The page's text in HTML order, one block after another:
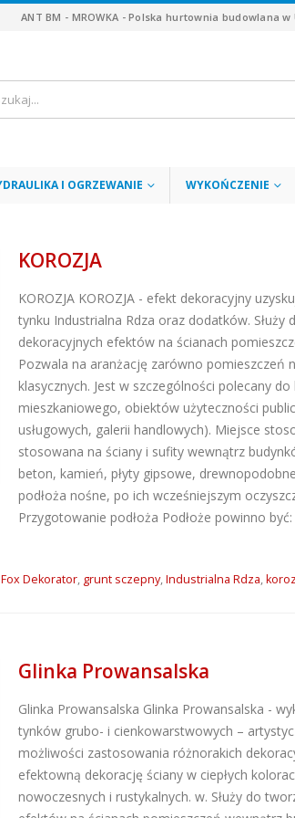
ANT BM - MROWKA - Polska hurtownia budowlana w
I OGRZEWANIE WYKOŃCZENIE
KOROZJA
KOROZJA KOROZJA - efekt dekoracyjny
tynku Industrialna Rdza oraz dodatków. Służy
dekoracyjnych efektów na ścianach
Pozwala na aranżację zarówno pomieszczeń
klasycznych. Jest w szczególności polecany
mieszkaniowego, obiektów użyteczności
usługowych, galerii handlowych). Miejsce
stosowana na ściany i sufity wewnątrz
beton, kamień, płyty gipsowe,
podłoża nośne, po ich wcześniejszym
Przygotowanie podłoża Podłoże powinno
Fox Dekorator, grunt sczepny,Industrialna Rdza,
Glinka Prowansalska
Glinka Prowansalska Glinka Prowansalska -
tynków grubo- i cienkowarstwowych –
możliwości zastosowania różnorakich
efektowną dekorację ściany w ciepłych
nowoczesnych i rustykalnych. w. Służy do
Dlaczego warto wybrać
kleje Grip All marki Soudal?
2026-06-16
Super gładzie Atlas Go i